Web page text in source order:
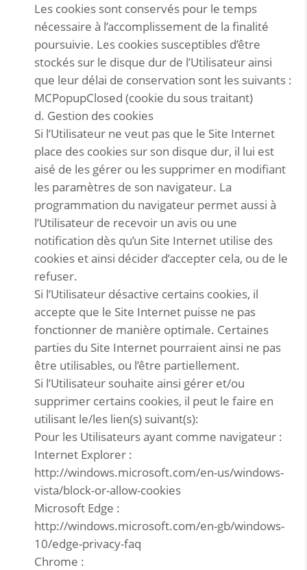
Les cookies sont conservés pour le temps
nécessaire à l’accomplissement de la finalité
poursuivie. Les cookies susceptibles d’être
stockés sur le disque dur de l’Utilisateur ainsi
que leur délai de conservation sont les suivants :
MCPopupClosed (cookie du sous traitant)
d. Gestion des cookies
Si l’Utilisateur ne veut pas que le Site Internet
place des cookies sur son disque dur, il lui est
aisé de les gérer ou les supprimer en modifiant
les paramètres de son navigateur. La
programmation du navigateur permet aussi à
l’Utilisateur de recevoir un avis ou une
notification dès qu’un Site Internet utilise des
cookies et ainsi décider d’accepter cela, ou de le
refuser.
Si l’Utilisateur désactive certains cookies, il
accepte que le Site Internet puisse ne pas
fonctionner de manière optimale. Certaines
parties du Site Internet pourraient ainsi ne pas
être utilisables, ou l’être partiellement.
Si l’Utilisateur souhaite ainsi gérer et/ou
supprimer certains cookies, il peut le faire en
utilisant le/les lien(s) suivant(s):
Pour les Utilisateurs ayant comme navigateur :
Internet Explorer :
http://windows.microsoft.com/en-us/windows-
vista/block-or-allow-cookies
Microsoft Edge :
http://windows.microsoft.com/en-gb/windows-
10/edge-privacy-faq
Chrome :